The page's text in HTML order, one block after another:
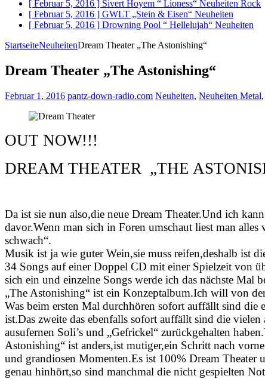
[ Februar 5, 2016 ] Sivert Hoyem “ Lioness“ Neuheiten Rock
[ Februar 5, 2016 ] GWLT „Stein & Eisen“ Neuheiten
[ Februar 5, 2016 ] Drowning Pool “ Hellelujah“ Neuheiten
StartseiteNeuheitenDream Theater „The Astonishing“
Dream Theater „The Astonishing“
Februar 1, 2016 pantz-down-radio.com Neuheiten, Neuheiten Metal,
OUT NOW!!!
DREAM THEATER „THE
Da ist sie nun also,die neue Dream Theater.Und ich
davor.Wenn man sich in Foren umschaut liest man
schwach“.
Musik ist ja wie guter Wein,sie muss reifen,deshalb ist
34 Songs auf einer Doppel CD mit einer Spielzeit von
sich ein und einzelne Songs werde ich das nächste Mal
„The Astonishing“ ist ein Konzeptalbum.Ich will von
Was beim ersten Mal durchhören sofort auffällt sind die
ist.Das zweite das ebenfalls sofort auffällt sind die
ausufernen Soli’s und „Gefrickel“ zurückgehalten
Astonishing“ ist anders,ist mutiger,ein Schritt nach
und grandiosen Momenten.Es ist 100% Dream
genau hinhört,so sind manchmal die nicht gespielten